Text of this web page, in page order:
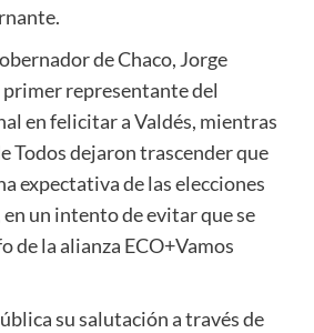
de Chaco, Jorge
representante del
en felicitar a Valdés, mientras
Todos dejaron trascender que
expectativa de las elecciones
en un intento de evitar que se
de la alianza ECO+Vamos
su salutación a través de